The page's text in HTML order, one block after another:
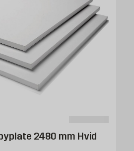
du tilpasse hyldens mål efter
med masser af opbevaringsplads.
2480 mm Hvid